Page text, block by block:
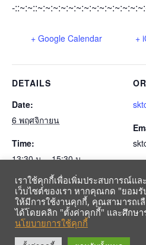
-
+ Google Calendar +
DETAILS
Date:
6 พฤศจิกายน
Time:
13:30 น. - 15:30 น.
Event Category:
ปฏิทินสหกรณ์-gmail-2564
ประชุมเงินกู้
รับข้อมูลข่าวสารจากสหกรณ์ฯ ผ่าน
เราใช้คุกกี้เพื่อเพิ่มประสบการณ์แ
เว็บไซต์ของเรา หากคุณกด "ยอ
ให้มีการใช้งานคุกกี้, คุณสามารถเ
ได้โดยคลิก "ตั้งค่าคุกกี้" และศึกษา
นโยบายการใช้คุกกี้